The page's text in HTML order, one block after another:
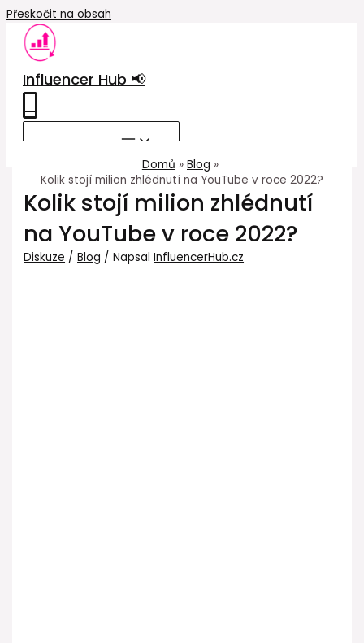
Přeskočit na obsah
Influencer Hub 📢
Domů
Blog
Kolik stojí milion zhlédnutí na YouTube v roce 2022?
Kolik stojí milion zhlédnutí
na YouTube v roce 2022?
Diskuze /Blog / NapsalInfluencerHub.cz